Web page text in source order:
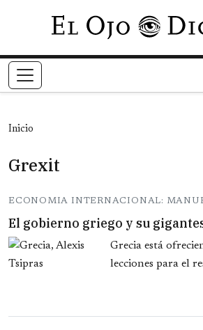
Pasar al
Inicio
Grexit
ECONOMIA INTERNACIONAL:
El gobierno griego y su
Grecia está
lecciones para el